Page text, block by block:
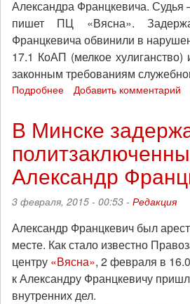
Александра Францкевича.
пишет ПЦ «Вясна».
Францкевича обвинили в
17.1 КоАП (мелкое
законным требованиям
Подробнее
политзаключенного
Александра
Францкевича
осудили
на
суток
Добавить комментарий
В Минске
Александр
3 февраля, 2015 - 00:53 - Редакция
Александр Францкевич был
месте. Как стало известно
центру «Вясна», 2 февраля в
к Александру Францкевичу
внутренних дел.